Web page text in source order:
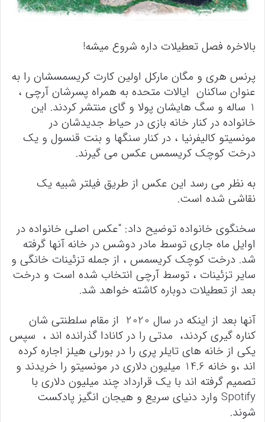
بالاخره فصل تعطیلات داره شروع میشه!
پرنس هری و مگان مارکل اولین کارت کریسمسشان را به
عنوان ساکنان ایالات متحده به همراه پسرشان آرچی ،
1 ساله و سگ هایشان پولا و گای منتشر کردند. این
خانواده در کنار خانه بازی در حیاط جدیدشان در
مونسیتو کالیفرنیا ، در کنار سنگها و بنت قنسول و یک
درخت کوچک کریسمس عکس می گیرند.
به نظر می رسد این عکس از طریق فیلتر شبیه یک
نقاشی شده است.
سخنگوی خانواده توضیح داد: “عکس اصلی خانواده در
اوایل ماه جاری توسط مادر دوشس در خانه آنها گرفته
شد. درخت کوچک کریسمس ، از جمله تزئینات خانگی و
سایر تزئینات ، توسط آرچی انتخاب شده است و درخت
بعد از تعطیلات دوباره کاشته خواهد شد.
آنها بعد از اینکه در سال 2020 از مقام سلطنتی شان
کناره گیری کردند، مدتی را در کانادا گذرانده اند ، سپس
یکی از خانه های تایلر پری را در بورلی هیلز اجاره کرده
اند ،و خانه 14.6 میلیون دلاری در مونسیتو را خریدند و
تصمیم گرفته اند با یک قرارداد چند میلیون دلاری با
Spotify وارد دنیای سریع و هیجان انگیز پادکست
شوند.